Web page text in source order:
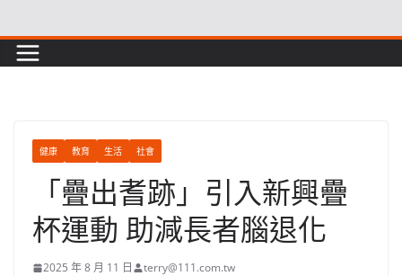
to
content
健康 教育 生活 社會
「疊出耆跡」引入新興疊
杯運動 助減長者腦退化
2025 年 8 月 11 日 terry@111.com.tw